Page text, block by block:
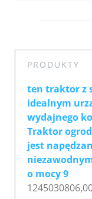
PRODUKTY
ten traktor z
idealnym
wydajnego
Traktor
jest
o mocy 9